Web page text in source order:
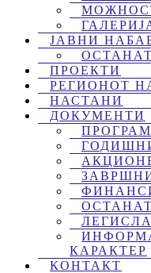
ЈАВНИ
ПРОЕКТИ
РЕГИОНОТ
НАСТАНИ
ДОКУМЕНТИ
КАРАКТЕР
КОНТАКТ